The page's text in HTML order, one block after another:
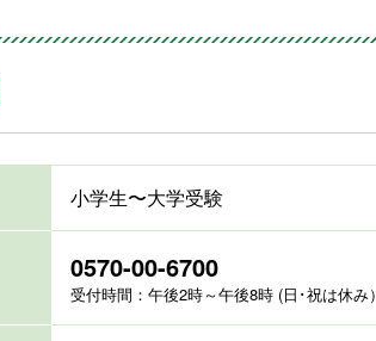
小学生〜大学受験
0570-00-6700
受付時間：午後2時～午後8時 (日･祝は休み）